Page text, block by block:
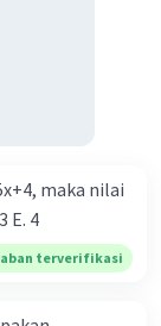
maka nilai
E. 4
terverifikasi